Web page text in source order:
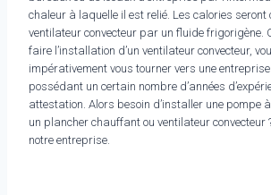
chaleur à laquelle il est relié. Les calories seront
ventilateur convecteur par un fluide frigorigène.
faire l’installation d’un ventilateur convecteur,
impérativement vous tourner vers une
possédant un certain nombre d’années
attestation. Alors besoin d’installer une pompe
un plancher chauffant ou ventilateur convecteur
notre entreprise.